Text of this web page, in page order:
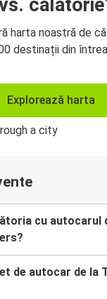
harta noastră de
destinații din
Explorează harta
cu autocarul
de autocar de la